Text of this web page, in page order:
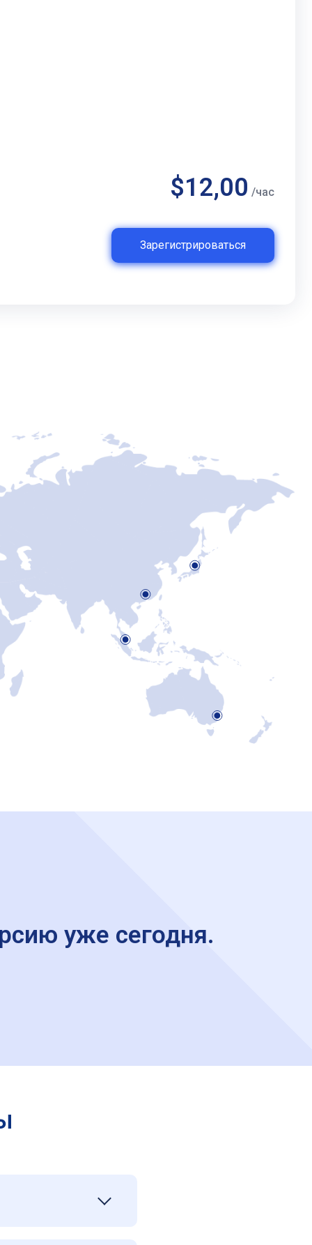
$12,00 /час
Зарегистрироваться
уже сегодня.